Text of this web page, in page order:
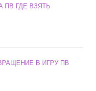
ГДЕ ВЗЯТЬ
В ИГРУ ПВ